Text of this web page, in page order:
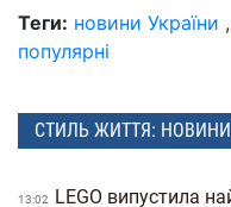
Теги: новини України ,
популярні
СТИЛЬ ЖИТТЯ: НОВИНИ
13:02
LEGO випустила